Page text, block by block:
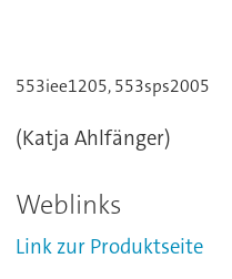
553iee1205, 553sps2005
(Katja Ahlfänger)
Weblinks
Link zur Produktseite